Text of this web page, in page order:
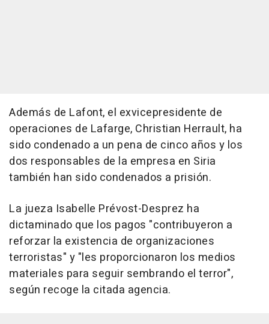
Además de Lafont, el exvicepresidente de
operaciones de Lafarge, Christian Herrault, ha
sido condenado a un pena de cinco años y los
dos responsables de la empresa en Siria
también han sido condenados a prisión.
La jueza Isabelle Prévost-Desprez ha
dictaminado que los pagos "contribuyeron a
reforzar la existencia de organizaciones
terroristas" y "les proporcionaron los medios
materiales para seguir sembrando el terror",
según recoge la citada agencia.